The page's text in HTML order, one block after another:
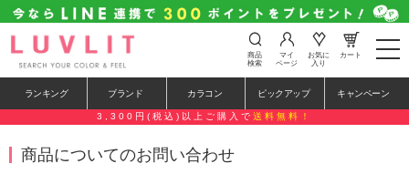
t
o
e
n
商品
検索
マイ
ページ
お気に
入り
カート
ランキング ブランド カラコン ピックアップ キャンペーン
3,300円(税込)以上ご購入で 送料無料！
商品についてのお問い合わせ